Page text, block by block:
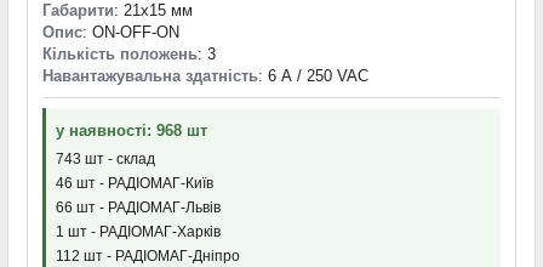
Габарити: 21x15 мм
Опис: ON-OFF-ON
Кількість положень: 3
Навантажувальна здатність: 6 А / 250 VAC
у наявності: 968 шт
743 шт - склад
46 шт - РАДІОМАГ-Київ
66 шт - РАДІОМАГ-Львів
1 шт - РАДІОМАГ-Харків
112 шт - РАДІОМАГ-Дніпро